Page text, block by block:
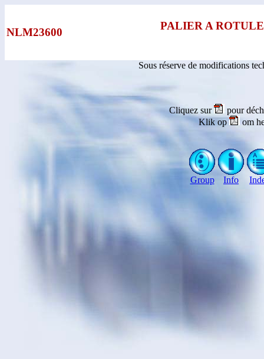
NLM23600
PALIER A
Sous réserve de modifications
Cliquez sur
pour
Klik op
om
Group Info